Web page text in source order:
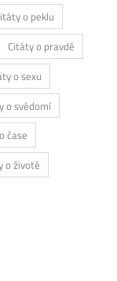
o peklu
Citáty o pravdě
o sexu
o svědomí
čase
o životě